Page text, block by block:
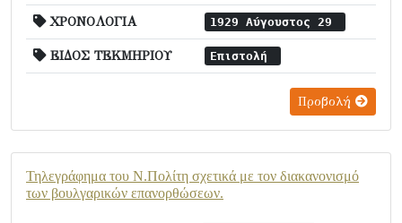
ΧΡΟΝΟΛΟΓΙΑ 1929 Αύγουστος 29
ΕΙΔΟΣ ΤΕΚΜΗΡΙΟΥ Επιστολή
Προβολή
Τηλεγράφημα του Ν.Πολίτη σχετικά με τον διακανονισμό
των βουλγαρικών επανορθώσεων.